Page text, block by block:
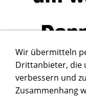
Wir übermitteln
Drittanbieter, die
verbessern und
Zusammenhang